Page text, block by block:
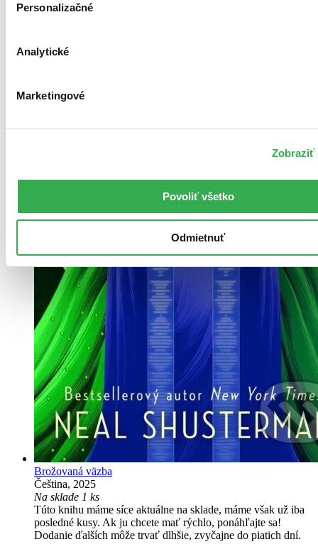
Personalizačné
Analytické
Marketingové
Zobraziť
Povoliť všetko
Odmietnuť
Brožovaná väzba
Čeština, 2025
Na sklade 1 ks
Túto knihu máme síce aktuálne na sklade, máme však už iba
posledné kusy. Ak ju chcete mať rýchlo, ponáhľajte sa!
Dodanie ďalších môže trvať dlhšie, zvyčajne do piatich dní.